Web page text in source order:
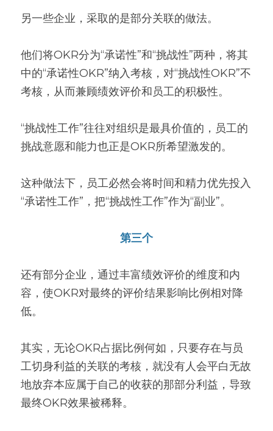
另一些企业，采取的是部分关联的做法。
他们将OKR分为“承诺性”和“挑战性”两种，将其
中的“承诺性OKR”纳入考核，对“挑战性OKR”不
考核，从而兼顾绩效评价和员工的积极性。
“挑战性工作”往往对组织是最具价值的，员工的
挑战意愿和能力也正是OKR所希望激发的。
这种做法下，员工必然会将时间和精力优先投入
“承诺性工作”，把“挑战性工作”作为“副业”。
第三个
还有部分企业，通过丰富绩效评价的维度和内
容，使OKR对最终的评价结果影响比例相对降
低。
其实，无论OKR占据比例何如，只要存在与员
工切身利益的关联的考核，就没有人会平白无故
地放弃本应属于自己的收获的那部分利益，导致
最终OKR效果被稀释。